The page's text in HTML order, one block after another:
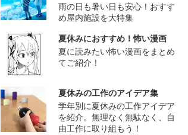
雨の日も暑い日も安心！おすす
め屋内施設を大特集
夏休みにおすすめ！怖い漫画
夏に読みたい怖い漫画をまとめ
てご紹介！
夏休みの工作のアイデア集
学年別に夏休みの工作アイデア
を紹介。無理なく無駄なく、自
由工作に取り組もう！